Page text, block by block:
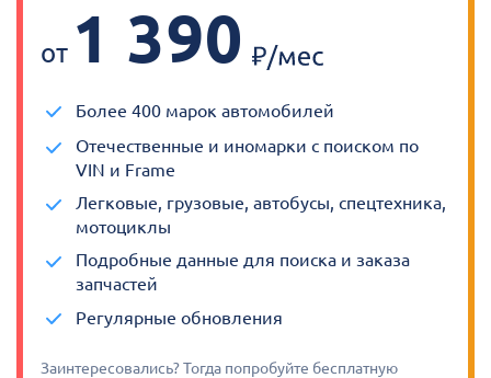
от 1 390
Более 400 марок автомобилей
Отечественные и иномарки с поиском по
VIN и Frame
Легковые, грузовые, автобусы, спецтехника,
мотоциклы
Подробные данные для поиска и заказа
запчастей
Регулярные обновления
Заинтересовались? Тогда попробуйте бесплатную